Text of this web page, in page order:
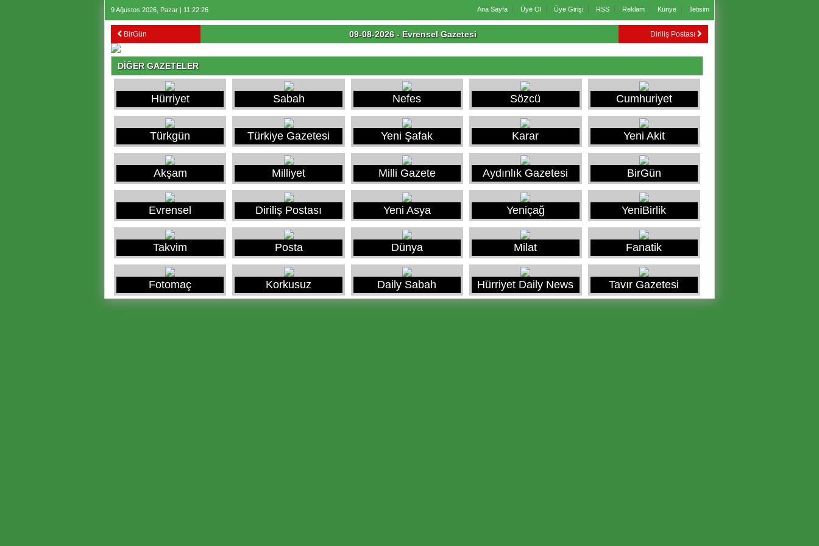
9 Ağustos 2026, Pazar | 11:22:26 Ana Sayfa Üye Ol Üye Girişi RSS Reklam Künye İletisim
BirGün 09-08-2026 - Evrensel Gazetesi Diriliş Postası
DİĞER GAZETELER
Hürriyet Sabah Nefes Sözcü Cumhuriyet
Türkgün Türkiye Gazetesi Yeni Şafak Karar Yeni Akit
Akşam Milliyet Milli Gazete Aydınlık Gazetesi BirGün
Evrensel Diriliş Postası Yeni Asya Yeniçağ YeniBirlik
Takvim Posta Dünya Milat Fanatik
Fotomaç Korkusuz Daily Sabah Hürriyet Daily News Tavır Gazetesi